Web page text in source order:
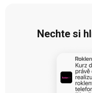
Nechte si